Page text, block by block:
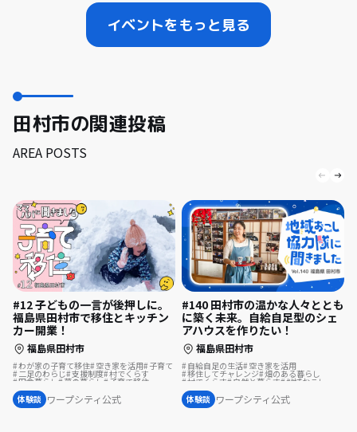
イベントをもっと見る
田村市の関連投稿
AREA POSTS
#12 子どもの一言が後押しに。
福島県田村市で移住とキッチン
カー開業！
福島県田村市
わが家の子育て移住 空き家を活用 子育て
二足のわらじ 支援制度 村でくらす
田舎暮らし 夢の暮らし 子育て移住
#わが家の子育て移住
温泉の近く
体験談 ワープシティ公式
#140 田村市の温かな人々ととも
に築く未来。自給自足型のシェ
アハウスを作りたい！
福島県田村市
自給自足の生活 空き家を活用
移住してチャレンジ 畑のある暮らし
村でくらす 自然と暮らす 地域おこし
移住を機に起業
地域おこし協力隊 スポーツで豊かに
古民家を活用 歴史をつむぐ
体験談 ワープシティ公式